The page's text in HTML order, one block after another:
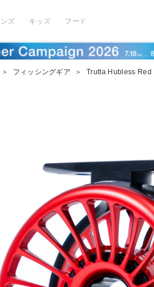
ズ キッズ フード
＞ フィッシングギア ＞ Trutta Hubless Red